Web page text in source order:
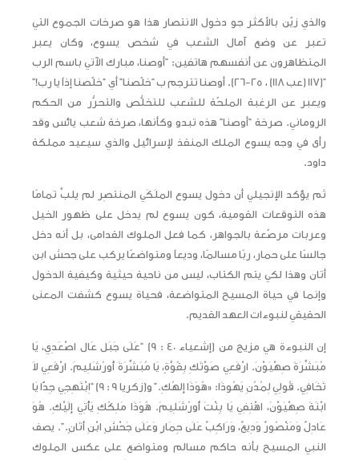
والذي زيّن بالأكثر جو دخول الانتصار هذا هو صرخات الجموع التي
تعبر عن وضع آمال الشعب في شخص يسوع، وكان يعبر
المتظاهرون عن أنفسهم هاتفين: “أوصنا، مبارك الآتي باسم الرب
“(117 (عب 118) ، 25-26). أوصنا تترجم ب “خلّصنا” أي “خلّصنا إذاً يا رب!”
ويعبر عن الرغبة الملحّة للشعب للتخلُّص والتحرُّر من الحكم
الروماني. صرخة “أوصنا” هذه تبدو وكأنها، صرخة شعب يائس وقد
رأى في وجه يسوع الملك المنقذ لإسرائيل والذي سيعيد مملكة
داود.
ثم يؤكد الإنجيلي أن دخول يسوع الملَكَي المنتصِر لم يلبِّ تمامًا
هذه التوقعات القومية، كون يسوع لم يدخل على ظهور الخيل
وعربات مرصّعة بالجواهر، كما فعل الملوك القدامى، بل أنه دخل
جالسًا على حمار، ربًا مسالمًا، وديعاً ومتواضعًا يركب على جحش ابن
أتان وهذا لكي يتم الكتاب، ليس من ناحية حيثية وكيفية الدخول
وإنما في حياة المسيح المتواضعة، فحياة يسوع كشفت المعنى
الحقيقي لنبوءات العهد القديم.
إن النبوءة هي مزيج من (إشعياء 40 : 9) “عَلَى جَبَل عَال اصْعَدِي، يَا
مُبَشِّرَةَ صِهْيَوْنَ. ارْفَعِي صَوْتَكِ بِقُوَّةٍ، يَا مُبَشِّرَةَ أُورُشَلِيمَ. ارْفَعِي لاَ
تَخَافِي. قُولِي لِمُدُنِ يَهُوذَا: «هُوَذَا إِلهُكِ.” و(زكريا 9 : 9) “اِبْتَهِجِي جِدًّا يَا
ابْنَةَ صِهْيَوْنَ، اهْتِفِي يَا بِنْتَ أُورُشَلِيمَ. هُوَذَا مَلِكُكِ يَأْتِي إِلَيْكِ. هُوَ
عَادِلٌ وَمَنْصُورٌ وَدِيعٌ، وَرَاكِبٌ عَلَى حِمَارٍ وَعَلَى جَحْشٍ ابْنِ أَتَانٍ.”. يصف
النبي المسيح بأنه حاكم مسالم ومتواضع على عكس الملوك